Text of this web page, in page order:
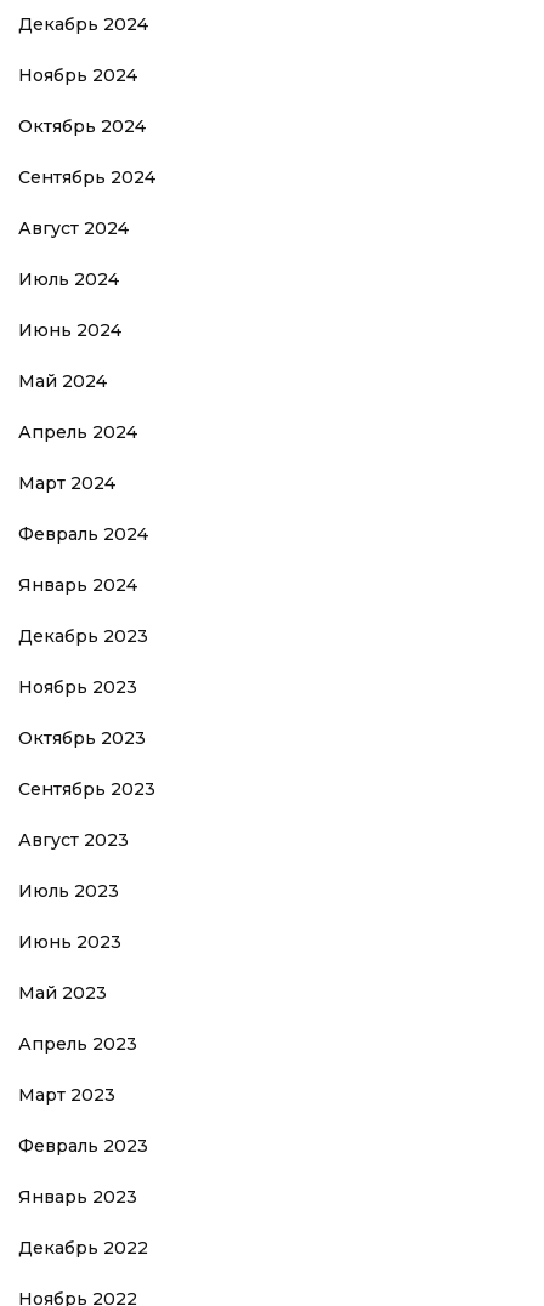
Декабрь 2024
Ноябрь 2024
Октябрь 2024
Сентябрь 2024
Август 2024
Июль 2024
Июнь 2024
Май 2024
Апрель 2024
Март 2024
Февраль 2024
Январь 2024
Декабрь 2023
Ноябрь 2023
Октябрь 2023
Сентябрь 2023
Август 2023
Июль 2023
Июнь 2023
Май 2023
Апрель 2023
Март 2023
Февраль 2023
Январь 2023
Декабрь 2022
Ноябрь 2022